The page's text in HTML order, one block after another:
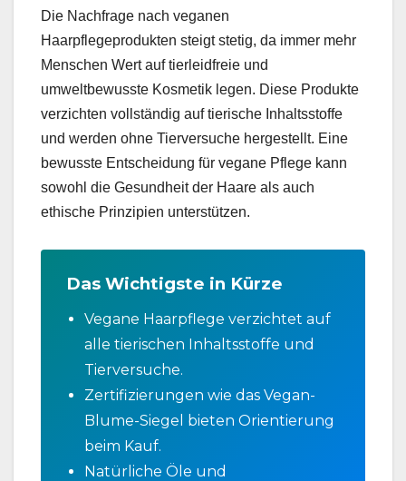
Die Nachfrage nach veganen
Haarpflegeprodukten steigt stetig, da immer mehr
Menschen Wert auf tierleidfreie und
umweltbewusste Kosmetik legen. Diese Produkte
verzichten vollständig auf tierische Inhaltsstoffe
und werden ohne Tierversuche hergestellt. Eine
bewusste Entscheidung für vegane Pflege kann
sowohl die Gesundheit der Haare als auch
ethische Prinzipien unterstützen.
Das Wichtigste in Kürze
Vegane Haarpflege verzichtet auf
alle tierischen Inhaltsstoffe und
Tierversuche.
Zertifizierungen wie das Vegan-
Blume-Siegel bieten Orientierung
beim Kauf.
Natürliche Öle und